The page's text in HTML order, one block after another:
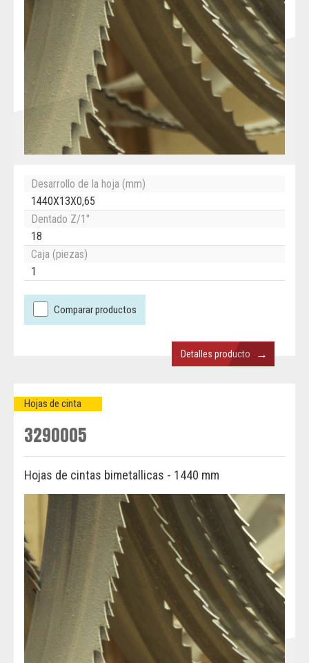
Desarrollo de la hoja (mm)
1440X13X0,65
Dentado Z/1"
18
Caja (piezas)
1
Comparar productos
Detalles producto →
Hojas de cinta
3290005
Hojas de cintas bimetallicas - 1440 mm